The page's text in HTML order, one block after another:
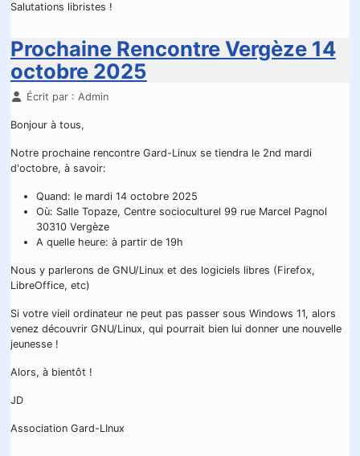
Salutations libristes !
Prochaine Rencontre Vergèze 14
octobre 2025
DétailsÉcrit par : Admin
Bonjour à tous,
Notre prochaine rencontre Gard-Linux se tiendra le 2nd mardi
d'octobre, à savoir:
Quand: le mardi 14 octobre 2025
Où: Salle Topaze, Centre socioculturel 99 rue Marcel Pagnol
30310 Vergèze
A quelle heure: à partir de 19h
Nous y parlerons de GNU/Linux et des logiciels libres (Firefox,
LibreOffice, etc)
Si votre vieil ordinateur ne peut pas passer sous Windows 11, alors
venez découvrir GNU/Linux, qui pourrait bien lui donner une nouvelle
jeunesse !
Alors, à bientôt !
JD
Association Gard-LInux